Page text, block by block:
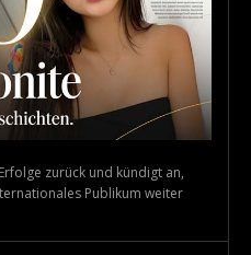
zurück und kündigt an,
Publikum weiter